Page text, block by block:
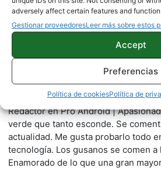
adversely affect certain features and
Gestionar proveedoresLeer más sobre estos
Accept
Preferencias
Política de cookiesPolítica de
Quelian Sanz
11059 artículos publicados en
Redactor en Pro Android |
verde que tanto esconde. Se
actualidad. Me gusta probarlo todo
tecnología. Los gusanos se comen a
Enamorado de lo que una gran